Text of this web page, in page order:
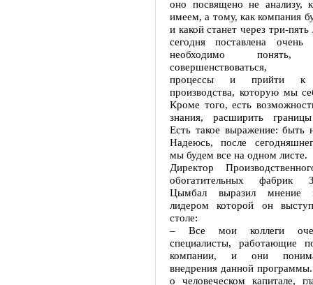
оно посвящено не анализу,
имеем, а тому, как компания
и какой станет через три-
сегодня поставлена очень
необходимо
совершенствоваться,
процессы и прийти к
производства, которую мы
Кроме того, есть
знания, расширить
Есть такое выражение: быть
Надеюсь, после
мы будем все на одном листе.
Директор
обогатительных фабрик
Цымбал выразил мнение
лидером которой он
столе:
– Все мои коллеги
специалисты, работающие
компании, и они
внедрения данной
о человеческом капитале,